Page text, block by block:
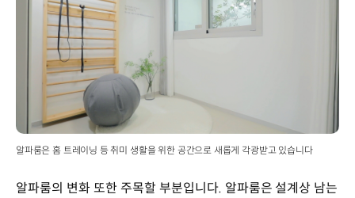
알파룸은 홈 트레이닝 등 취미 생활을 위한 공간으로 새롭게 각광받고 있습니다
알파룸의 변화 또한 주목할 부분입니다. 알파룸은 설계상 남는